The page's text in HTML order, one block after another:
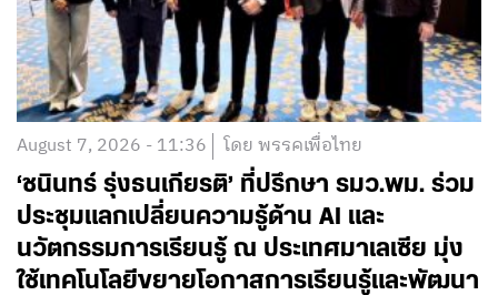
August 7, 2026 - 11:36 โดย พรรคเพื่อไทย
‘ชนินทร์ รุ่งธนเกียรติ’ ที่ปรึกษา รมว.พม. ร่วม
ประชุมแลกเปลี่ยนความรู้ด้าน AI และ
นวัตกรรมการเรียนรู้ ณ ประเทศมาเลเซีย มุ่ง
ใช้เทคโนโลยีขยายโอกาสการเรียนรู้และพัฒนา